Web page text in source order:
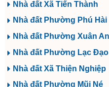
Nhà đất Xã Tiến Thành
Nhà đất Phường Phú Hài
Nhà đất Phường Xuân An
Nhà đất Phường Lạc Đạo
Nhà đất Xã Thiện Nghiệp
Nhà đất Phường Mũi Né